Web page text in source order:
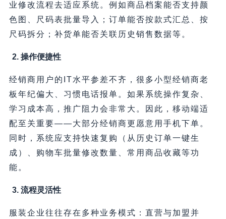
业修改流程去适应系统。例如商品档案能否支持颜
色图、尺码表批量导入；订单能否按款式汇总、按
尺码拆分；补货单能否关联历史销售数据等。
2. 操作便捷性
经销商用户的IT水平参差不齐，很多小型经销商老
板年纪偏大、习惯电话报单。如果系统操作复杂、
学习成本高，推广阻力会非常大。因此，移动端适
配至关重要——大部分经销商更愿意用手机下单。
同时，系统应支持快速复购（从历史订单一键生
成）、购物车批量修改数量、常用商品收藏等功
能。
3. 流程灵活性
服装企业往往存在多种业务模式：直营与加盟并